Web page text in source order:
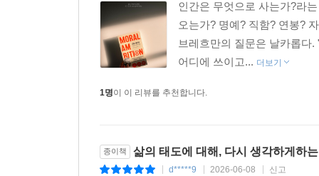
인간은 무엇으로 사는가?라
오는가? 명예? 직함? 연봉?
브레흐만의 질문은 날카롭다
어디에 쓰이고... 더보기
1명이 이 리뷰를 추천합니다.
종이책 삶의 태도에 대해, 다시 생각하게하
d*****9 2026-06-08 신고